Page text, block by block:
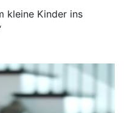
kleine Kinder ins